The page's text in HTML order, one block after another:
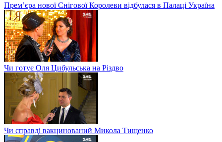
Прем’єра нової Снігової Королеви відбулася в Палаці Україна
Чи готує Оля Цибульська на Різдво
Чи справді вакцинований Микола Тищенко